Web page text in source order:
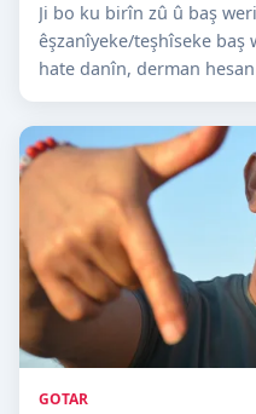
Ji bo ku birîn zû û baş
êşzanîyeke/teşhîseke baş
hate danîn, derman
GOTAR